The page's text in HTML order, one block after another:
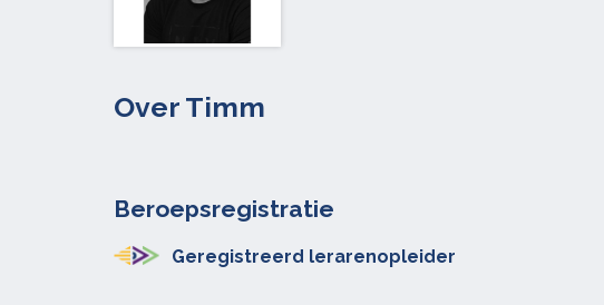
Over Timm
Beroepsregistratie
Geregistreerd lerarenopleider